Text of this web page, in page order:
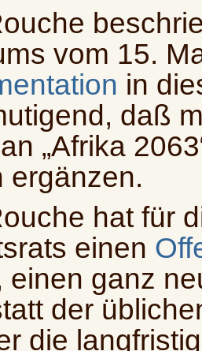
vom 15.
in
daß
„Afrika
ergänzen.
hat für
einen
einen ganz
der
die